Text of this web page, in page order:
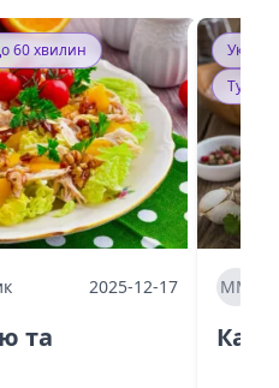
60 хвилин
2025-12-17
та
ММ